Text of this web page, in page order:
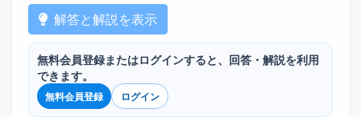
解答と解説を表示
無料会員登録またはログインすると、回答・解説を利用
できます。
無料会員登録 ログイン